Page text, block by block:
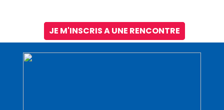
JE M'INSCRIS A UNE RENCONTRE